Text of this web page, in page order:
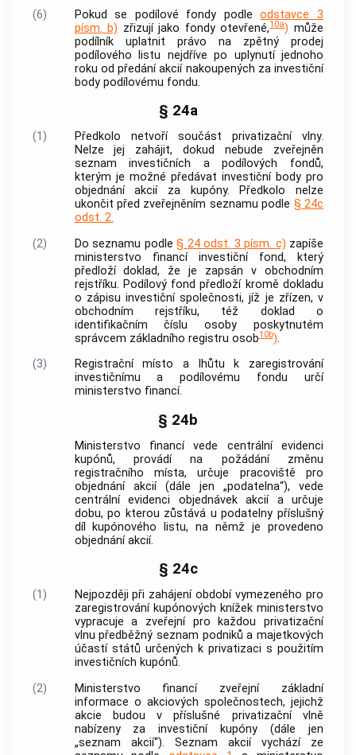
(6)
Pokud se podílové fondy podleodstavce 3
písm. b) zřizují jako fondy otevřené,10a) může
podílník uplatnit právo na zpětný prodej
podílového listu nejdříve po uplynutí jednoho
roku od předáníakciínakoupených za investiční
body podílovému fondu.
§ 24a
(1)
Předkolo netvoří součást privatizační vlny.
Nelze jej zahájit, dokud nebude zveřejněn
seznam investičních a podílových fondů,
kterým je možné předávat investiční body pro
objednání akcií za kupóny. Předkolo nelze
ukončit před zveřejněním seznamu podle § 24c
odst. 2.
(2)
Do seznamu podle § 24 odst. 3 písm. c) zapíše
ministerstvo financí investiční fond, který
předloží doklad, že je zapsán v obchodním
rejstříku. Podílový fond předloží kromě dokladu
o zápisu investiční společnosti, jíž je zřízen, v
obchodním rejstříku, též doklad o
identifikačním číslu osoby poskytnutém
správcem základního registru osob10b).
(3)
Registrační místo a lhůtu k zaregistrování
investičnímu a podílovému fondu určí
ministerstvo financí.
§ 24b
Ministerstvo financí vede centrální evidenci
kupónů, provádí na požádání změnu
registračního místa, určuje pracoviště pro
objednání akcií (dále jen „podatelna“), vede
centrální evidenci objednávek akcií a určuje
dobu, po kterou zůstává u podatelny příslušný
díl kupónového listu, na němž je provedeno
objednání akcií.
§ 24c
(1)
Nejpozději při zahájení období vymezeného pro
zaregistrování kupónových knížek ministerstvo
vypracuje a zveřejní pro každou privatizační
vlnu předběžný seznam podniků a majetkových
účastí států určených k privatizaci s použitím
investičních kupónů.
(2)
Ministerstvo financí zveřejní základní
informace o akciových společnostech, jejichž
akcie budou v příslušné privatizační vlně
nabízeny za investiční kupóny (dále jen
„seznam akcií“). Seznam akcií vychází ze